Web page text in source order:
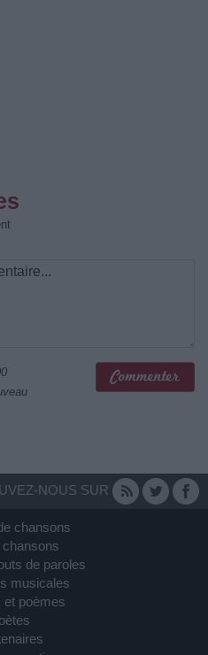
NOUS SUR
chansons
chansons
de paroles
musicales
et poèmes